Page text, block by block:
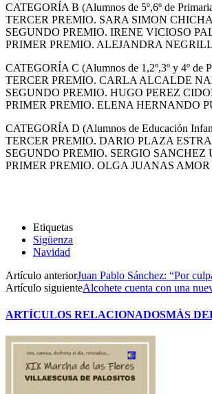
CATEGORÍA B (Alumnos de 5º,6º de
TERCER PREMIO. SARA SIMON
SEGUNDO PREMIO. IRENE VICIOSO
PRIMER PREMIO. ALEJANDRA
CATEGORÍA C (Alumnos de 1,2º,3º y 4º de
TERCER PREMIO. CARLA ALCALDE
SEGUNDO PREMIO. HUGO PEREZ
PRIMER PREMIO. ELENA HERNANDO
CATEGORÍA D (Alumnos de Educación
TERCER PREMIO. DARIO PLAZA
SEGUNDO PREMIO. SERGIO
PRIMER PREMIO. OLGA JUANAS
Etiquetas
Sigüenza
Navidad
Artículo anteriorJuan Pablo Sánchez: “Por
Artículo siguienteAlcohete cuenta con una
ARTÍCULOS RELACIONADOSMÁS